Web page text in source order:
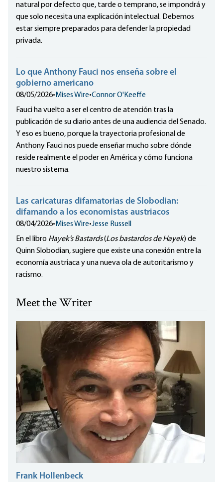
natural por defecto que, tarde o temprano, se impondrá y
que solo necesita una explicación intelectual. Debemos
estar siempre preparados para defender la propiedad
privada.
Lo que Anthony Fauci nos enseña sobre el
gobierno americano
08/05/2026• Mises Wire•Connor O'Keeffe
Fauci ha vuelto a ser el centro de atención tras la
publicación de su diario antes de una audiencia del Senado.
Y eso es bueno, porque la trayectoria profesional de
Anthony Fauci nos puede enseñar mucho sobre dónde
reside realmente el poder en América y cómo funciona
nuestro sistema.
Las caricaturas difamatorias de Slobodian:
difamando a los economistas austriacos
08/04/2026• Mises Wire•Jesse Russell
En el libro Hayek’s Bastards(Los bastardos de Hayek) de
Quinn Slobodian, sugiere que existe una conexión entre la
economía austriaca y una nueva ola de autoritarismo y
racismo.
Meet the Writer
Frank Hollenbeck